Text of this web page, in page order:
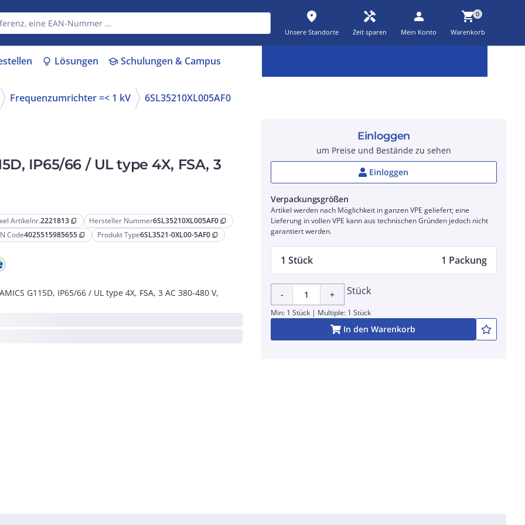
place
Unsere Standorte
handyman
Zeit sparen
person
Mein Konto
shopping_cart0
Warenkorb
lightbulb Lösungen schoolSchulungen & Campus
Frequenzumrichter =< 1 kV 6SL35210XL005AF0
IP65/66 / UL type 4X, FSA, 3
Artikelnr.2221813 content_copy Hersteller Nummer6SL35210XL005AF0 content_copy
Code4025515985655 content_copy Produkt Type6SL3521-0XL00-5AF0 content_copy
G115D, IP65/66 / UL type 4X, FSA, 3 AC 380-480 V,
Einloggen
um Preise und Bestände zu sehen
Einloggen
Verpackungsgrößen
Artikel werden nach Möglichkeit in ganzen VPE geliefert; eine
Lieferung in vollen VPE kann aus technischen Gründen jedoch nicht
garantiert werden.
1 Stück 1 Packung
- + Stück
Min: 1 Stück | Multiple: 1 Stück
In den Warenkorb